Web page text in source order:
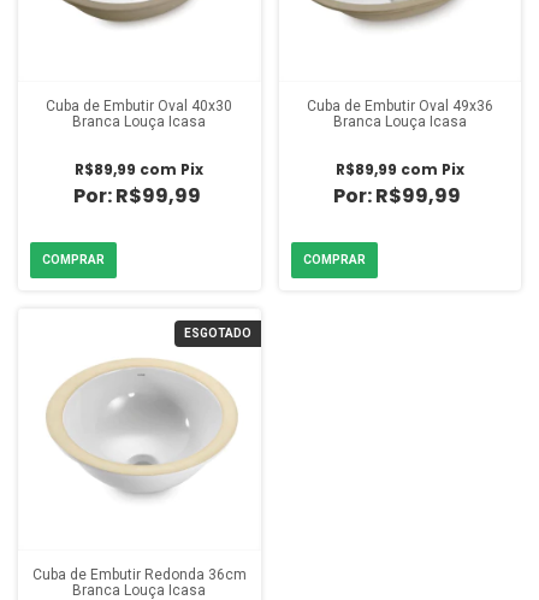
Cuba de Embutir Oval 40x30
Branca Louça Icasa
R$99,99
R$89,99 com Pix
Cuba de Embutir Oval 49x36
Branca Louça Icasa
R$99,99
R$89,99 com Pix
ESGOTADO
Cuba de Embutir Redonda 36cm
Branca Louça Icasa